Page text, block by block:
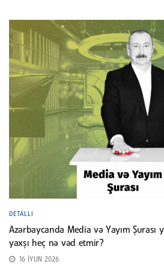
DETALLI
Azərbaycanda Media və Yayım Şurası
yaxşı heç nə vəd etmir?
16 İYUN 2026